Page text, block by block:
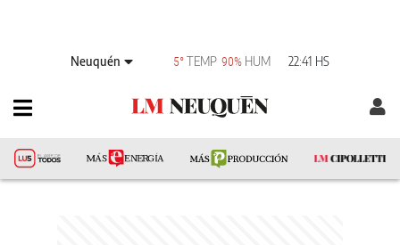
Neuquén 5°TEMP 90% HUM 22:41 HS